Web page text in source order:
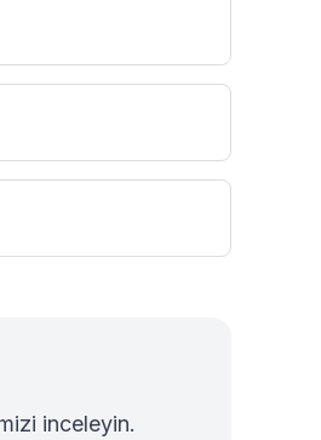
inceleyin.